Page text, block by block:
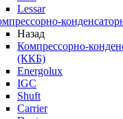
Lessar
Назад
Компрессорно-
(ККБ)
Energolux
IGC
Shuft
Carrier